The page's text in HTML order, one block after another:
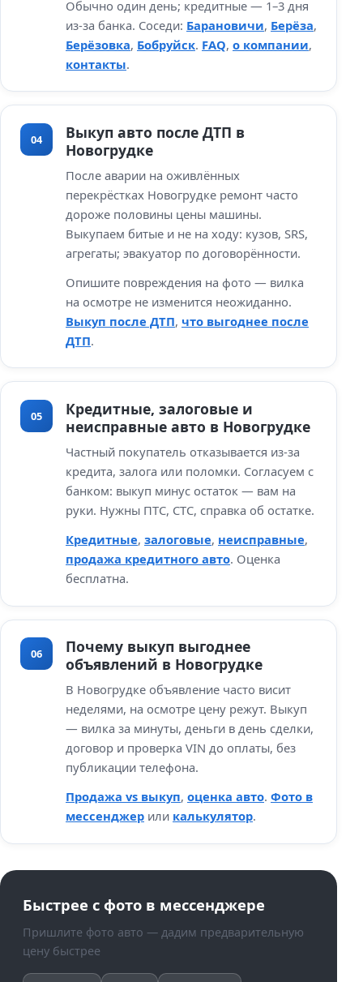
Обычно один день; кредитные — 1–3 дня
из‑за банка. Соседи: Барановичи, Берёза,
Берёзовка, Бобруйск. FAQ, о компании,
контакты.
04
Выкуп авто после ДТП в
Новогрудке
После аварии на оживлённых
перекрёстках Новогрудке ремонт часто
дороже половины цены машины.
Выкупаем битые и не на ходу: кузов, SRS,
агрегаты; эвакуатор по договорённости.
Опишите повреждения на фото — вилка
на осмотре не изменится неожиданно.
Выкуп после ДТП, что выгоднее после
ДТП.
05
Кредитные, залоговые и
неисправные авто в Новогрудке
Частный покупатель отказывается из‑за
кредита, залога или поломки. Согласуем с
банком: выкуп минус остаток — вам на
руки. Нужны ПТС, СТС, справка об остатке.
Кредитные, залоговые, неисправные,
продажа кредитного авто. Оценка
бесплатна.
06
Почему выкуп выгоднее
объявлений в Новогрудке
В Новогрудке объявление часто висит
неделями, на осмотре цену режут. Выкуп
— вилка за минуты, деньги в день сделки,
договор и проверка VIN до оплаты, без
публикации телефона.
Продажа vs выкуп, оценка авто. Фото в
мессенджер или калькулятор.
Быстрее с фото в мессенджере
Пришлите фото авто — дадим предварительную
цену быстрее